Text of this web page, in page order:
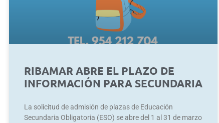
RIBAMAR ABRE EL PLAZO DE
INFORMACIÓN PARA SECUNDARIA
La solicitud de admisión de plazas de Educación
Secundaria Obligatoria (ESO) se abre del 1 al 31 de marzo